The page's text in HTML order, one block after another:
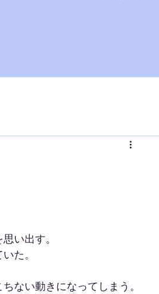
い出す。
た。
ない動きになってしまう。